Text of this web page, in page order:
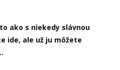
ako s niekedy slávnou
ide, ale už ju môžete